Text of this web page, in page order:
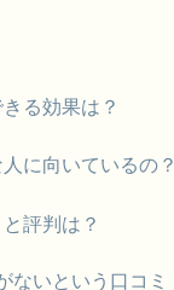
る効果は？
に向いているの？
評判は？
ないという口コミ